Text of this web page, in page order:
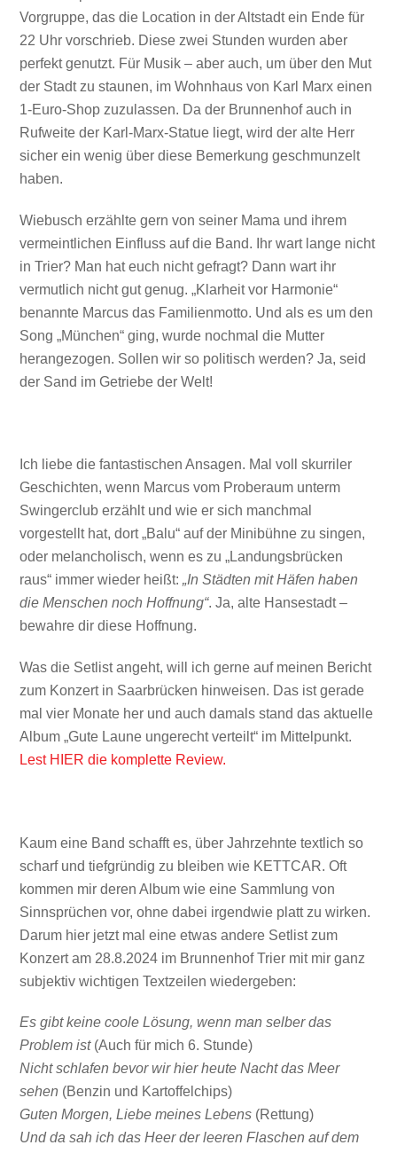
Vorgruppe, das die Location in der Altstadt ein Ende für
22 Uhr vorschrieb. Diese zwei Stunden wurden aber
perfekt genutzt. Für Musik – aber auch, um über den Mut
der Stadt zu staunen, im Wohnhaus von Karl Marx einen
1-Euro-Shop zuzulassen. Da der Brunnenhof auch in
Rufweite der Karl-Marx-Statue liegt, wird der alte Herr
sicher ein wenig über diese Bemerkung geschmunzelt
haben.
Wiebusch erzählte gern von seiner Mama und ihrem
vermeintlichen Einfluss auf die Band. Ihr wart lange nicht
in Trier? Man hat euch nicht gefragt? Dann wart ihr
vermutlich nicht gut genug. „Klarheit vor Harmonie“
benannte Marcus das Familienmotto. Und als es um den
Song „München“ ging, wurde nochmal die Mutter
herangezogen. Sollen wir so politisch werden? Ja, seid
der Sand im Getriebe der Welt!
Ich liebe die fantastischen Ansagen. Mal voll skurriler
Geschichten, wenn Marcus vom Proberaum unterm
Swingerclub erzählt und wie er sich manchmal
vorgestellt hat, dort „Balu“ auf der Minibühne zu singen,
oder melancholisch, wenn es zu „Landungsbrücken
raus“ immer wieder heißt:„In Städten mit Häfen haben
die Menschen noch Hoffnung“. Ja, alte Hansestadt –
bewahre dir diese Hoffnung.
Was die Setlist angeht, will ich gerne auf meinen Bericht
zum Konzert in Saarbrücken hinweisen. Das ist gerade
mal vier Monate her und auch damals stand das aktuelle
Album „Gute Laune ungerecht verteilt“ im Mittelpunkt.
Lest HIER die komplette Review.
Kaum eine Band schafft es, über Jahrzehnte textlich so
scharf und tiefgründig zu bleiben wie KETTCAR. Oft
kommen mir deren Album wie eine Sammlung von
Sinnsprüchen vor, ohne dabei irgendwie platt zu wirken.
Darum hier jetzt mal eine etwas andere Setlist zum
Konzert am 28.8.2024 im Brunnenhof Trier mit mir ganz
subjektiv wichtigen Textzeilen wiedergeben:
Es gibt keine coole Lösung, wenn man selber das
Problem ist(Auch für mich 6. Stunde)
Nicht schlafen bevor wir hier heute Nacht das Meer
sehen (Benzin und Kartoffelchips)
Guten Morgen, Liebe meines Lebens (Rettung)
Und da sah ich das Heer der leeren Flaschen auf dem